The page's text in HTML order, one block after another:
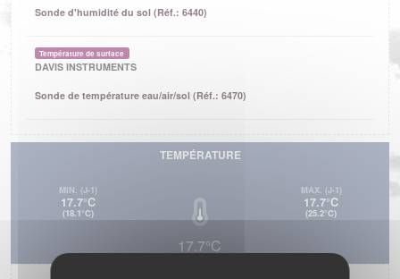
Sonde d'humidité du sol (Réf.: 6440)
Température de surface
DAVIS INSTRUMENTS
Sonde de température eau/air/sol (Réf.: 6470)
TEMPÉRATURE
MIN. (J-1)
17.7°C
(18.1°C)
17.7°C
MAX. (J-1)
17.7°C
(25.2°C)